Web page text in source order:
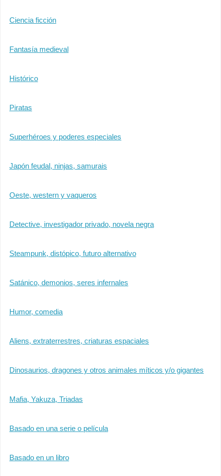
Ciencia ficción
Fantasía medieval
Histórico
Piratas
Superhéroes y poderes especiales
Japón feudal, ninjas, samurais
Oeste, western y vaqueros
Detective, investigador privado, novela negra
Steampunk, distópico, futuro alternativo
Satánico, demonios, seres infernales
Humor, comedia
Aliens, extraterrestres, criaturas espaciales
Dinosaurios, dragones y otros animales míticos y/o gigantes
Mafia, Yakuza, Triadas
Basado en una serie o película
Basado en un libro